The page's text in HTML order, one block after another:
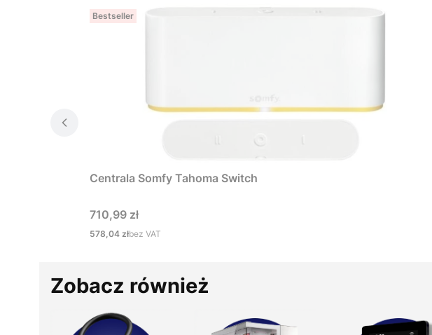
Bestseller
Centrala Somfy Tahoma Switch
Cena
710,99 zł
Cena
578,04 złbez VAT
Zobacz również